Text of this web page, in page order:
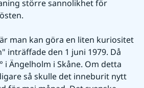
större sannolikhet för
man kan göra en liten kuriositet
inträffade den 1 juni 1979. Då
i Ängelholm i Skåne. Om detta
så skulle det inneburit nytt